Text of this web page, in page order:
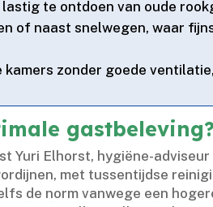
te ontdoen van oude
of naast snelwegen, waar
zonder goede
gastbeleving?
Yuri Elhorst, hygiëne-adviseur
met tussentijdse
de norm vanwege een